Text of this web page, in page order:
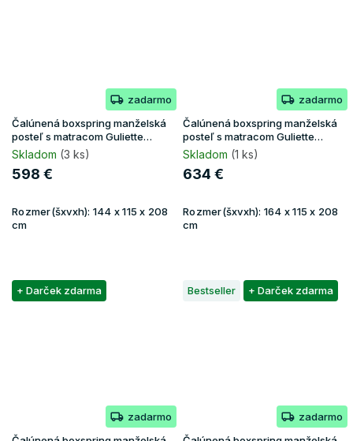
zadarmo
Čalúnená boxspring manželská
posteľ s matracom Guliette
140x200 - béžová
Skladom (3 ks)
598 €
Rozmer(šxvxh): 144 x 115 x 208
cm
zadarmo
Čalúnená boxspring manželská
posteľ s matracom Guliette
160x200 - béžová
Skladom (1 ks)
634 €
Rozmer(šxvxh): 164 x 115 x 208
cm
+ Darček zdarma
zadarmo
Bestseller + Darček zdarma
zadarmo